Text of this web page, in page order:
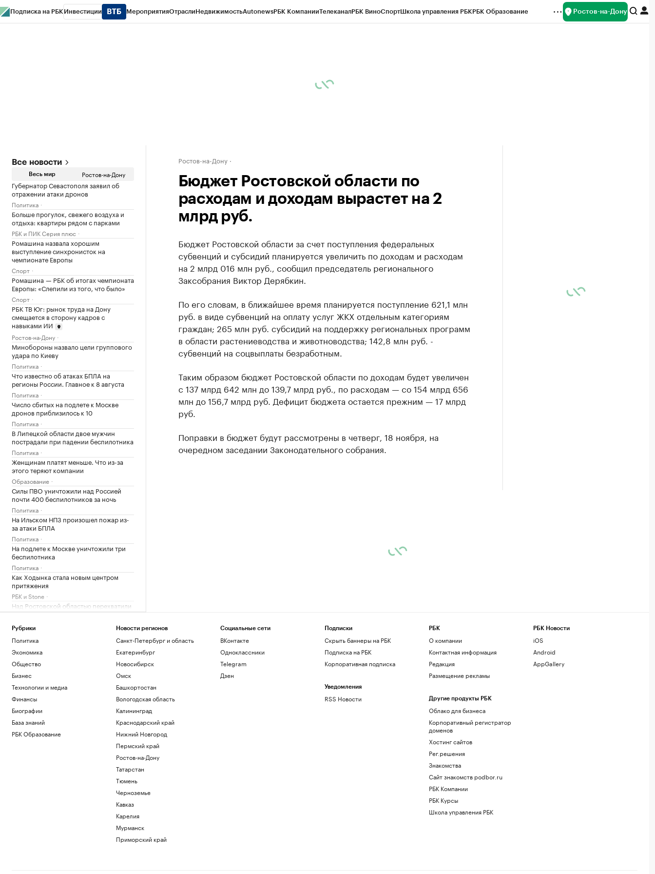
Подписка на РБК Инвестиции МероприятияОтраслиНедвижимостьAutonewsРБК КомпанииТелеканалРБК ВиноСпортШкола управления РБКРБК Образование Ростов-на-Дону
Все новости
Весь мир Ростов-на-Дону
Губернатор Севастополя заявил об
отражении атаки дронов
Политика
Больше прогулок, свежего воздуха и
отдыха: квартиры рядом с парками
РБК и ПИК Серия плюс
Ромашина назвала хорошим
выступление синхронисток на
чемпионате Европы
Спорт
Ромашина — РБК об итогах чемпионата
Европы: «Слепили из того, что было»
Спорт
РБК ТВ Юг: рынок труда на Дону
смещается в сторону кадров с
навыками ИИ
Ростов-на-Дону
Минобороны назвало цели группового
удара по Киеву
Политика
Что известно об атаках БПЛА на
регионы России. Главное к 8 августа
Политика
Число сбитых на подлете к Москве
дронов приблизилось к 10
Политика
В Липецкой области двое мужчин
пострадали при падении беспилотника
Политика
Женщинам платят меньше. Что из-за
этого теряют компании
Образование
Силы ПВО уничтожили над Россией
почти 400 беспилотников за ночь
Политика
На Ильском НПЗ произошел пожар из-
за атаки БПЛА
Политика
На подлете к Москве уничтожили три
беспилотника
Политика
Как Ходынка стала новым центром
притяжения
РБК и Stone
Над Ростовской областью перехватили
более 30 беспилотников
Политика
Украинские дроны атаковали
промпредприятие в Самарской
области
Политика
Мп и большой сенсор
РБК и Huawei
Новая Зеландия анонсировала 36-й
пакет санкций против России
Политика
пообещала США больше не атаковать
Axios узнал, что OpenAI замедлила
Ростов-на-Дону
Бюджет Ростовской области по
расходам и доходам вырастет на 2
млрд руб.
Бюджет Ростовской области за счет поступления федеральных
субвенций и субсидий планируется увеличить по доходам и расходам
на 2 млрд 016 млн руб., сообщил председатель регионального
Заксобрания Виктор Дерябкин.
По его словам, в ближайшее время планируется поступление 621,1 млн
руб. в виде субвенций на оплату услуг ЖКХ отдельным категориям
граждан; 265 млн руб. субсидий на поддержку региональных программ
в области растениеводства и животноводства; 142,8 млн руб. -
субвенций на соцвыплаты безработным.
Таким образом бюджет Ростовской области по доходам будет увеличен
с 137 млрд 642 млн до 139,7 млрд руб., по расходам — со 154 млрд 656
млн до 156,7 млрд руб. Дефицит бюджета остается прежним — 17 млрд
руб.
Поправки в бюджет будут рассмотрены в четверг, 18 ноября, на
очередном заседании Законодательного собрания.
Рубрики
Политика
Экономика
Общество
Бизнес
Технологии и медиа
Финансы
Биографии
База знаний
РБК Образование
Новости регионов
Санкт-Петербург и область
Екатеринбург
Новосибирск
Омск
Башкортостан
Вологодская область
Калининград
Краснодарский край
Нижний Новгород
Пермский край
Ростов-на-Дону
Татарстан
Тюмень
Черноземье
Кавказ
Карелия
Мурманск
Приморский край
Социальные сети
ВКонтакте
Одноклассники
Telegram
Дзен
Подписки
Скрыть баннеры на РБК
Подписка на РБК
Корпоративная подписка
Уведомления
RSS Новости
РБК
О компании
Контактная информация
Редакция
Размещение рекламы
Другие продукты РБК
Облако для бизнеса
Корпоративный регистратор
доменов
Хостинг сайтов
Рег.решения
Знакомства
Сайт знакомств podbor.ru
РБК Компании
РБК Курсы
Школа управления РБК
РБК Новости
iOS
Android
AppGallery